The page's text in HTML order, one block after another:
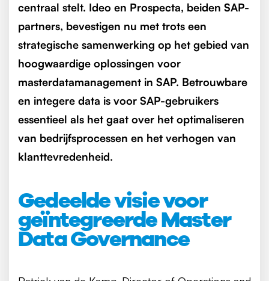
centraal stelt. Ideo en Prospecta, beiden SAP-
partners, bevestigen nu met trots een
strategische samenwerking op het gebied van
hoogwaardige oplossingen voor
masterdatamanagement in SAP. Betrouwbare
en integere data is voor SAP-gebruikers
essentieel als het gaat over het optimaliseren
van bedrijfsprocessen en het verhogen van
klanttevredenheid.
Gedeelde visie voor
geïntegreerde Master
Data Governance